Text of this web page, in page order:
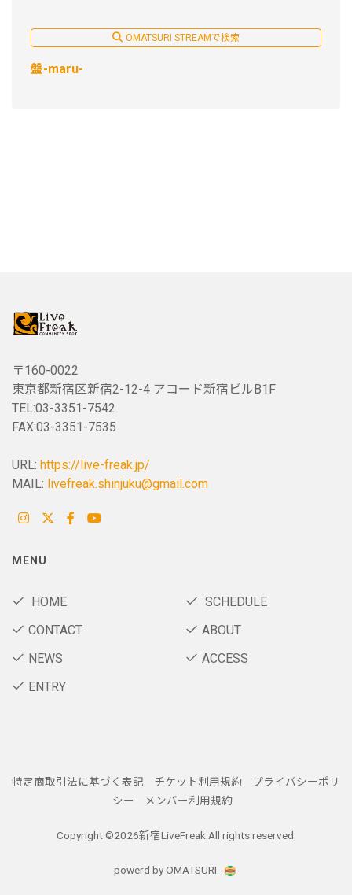
OMATSURI STREAMで検索
盤-maru-
〒160-0022
東京都新宿区新宿2-12-4 アコード新宿ビルB1F
TEL:03-3351-7542
FAX:03-3351-7535
URL: https://live-freak.jp/
MAIL: livefreak.shinjuku@gmail.com
MENU
HOME
SCHEDULE
CONTACT
ABOUT
NEWS
ACCESS
ENTRY
特定商取引法に基づく表記 チケット利用規約
プライバシーポリ
シー
メンバー利用規約
Copyright ©2026新宿LiveFreak All rights reserved.
powerd by OMATSURI